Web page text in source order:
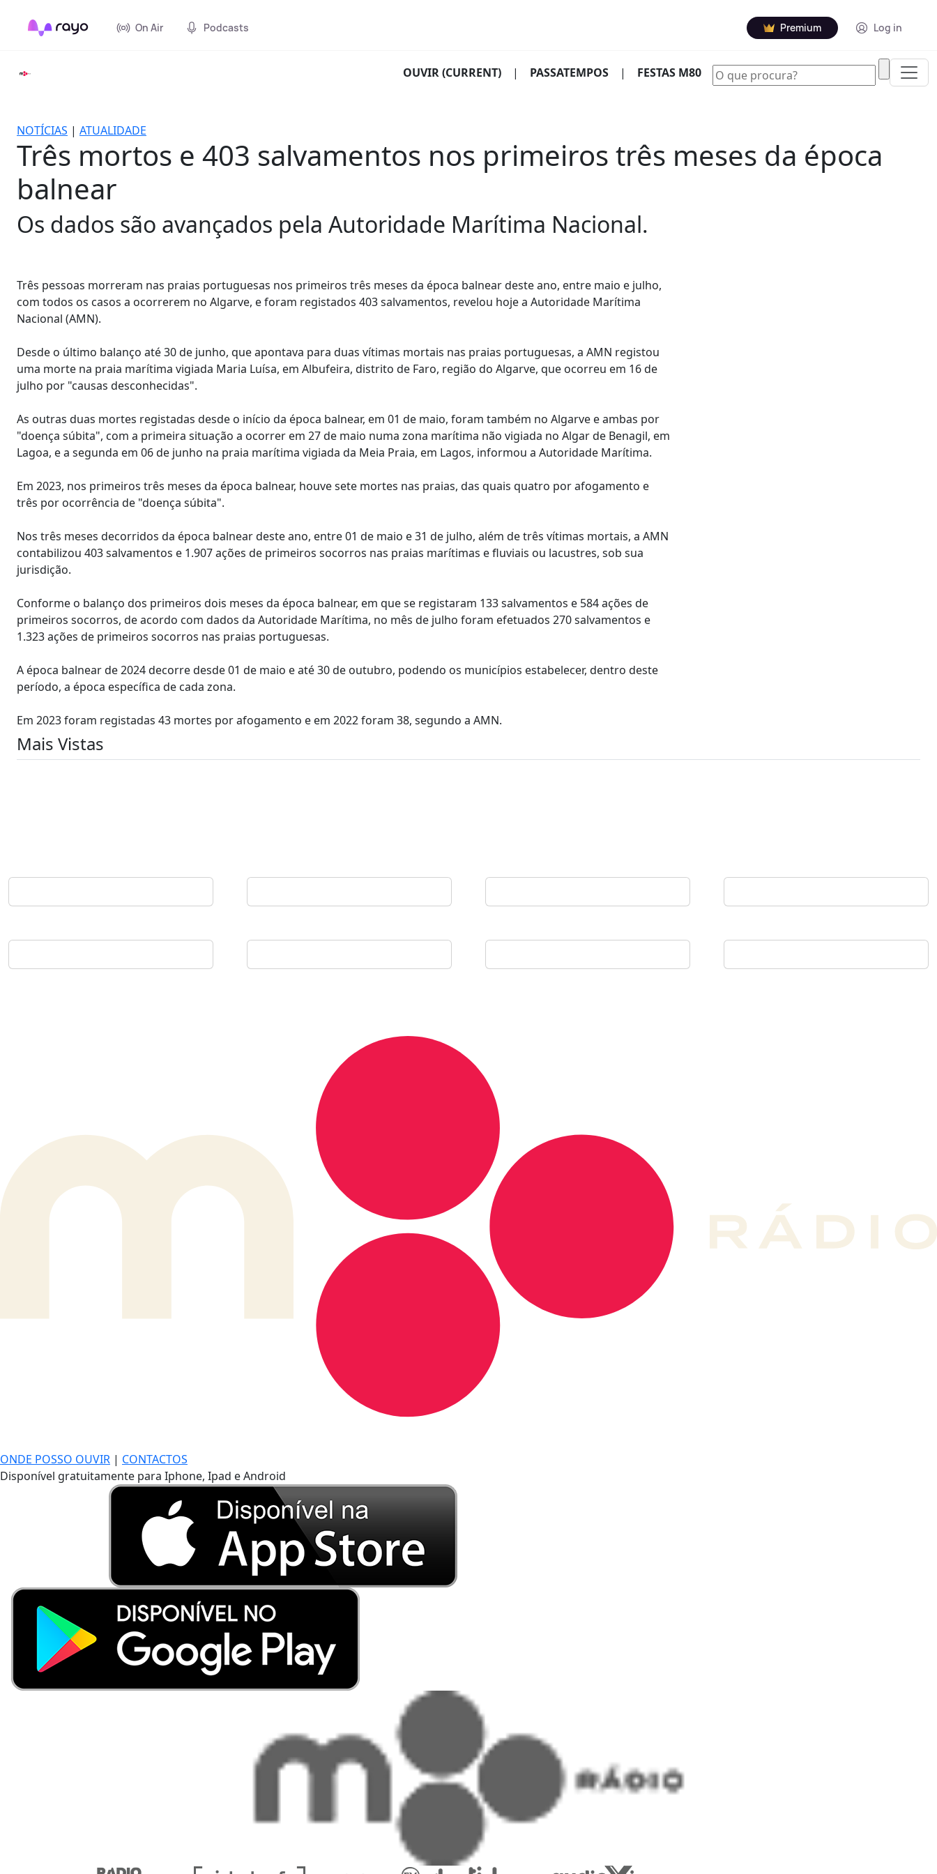
On Air Podcasts Premium Log in
OUVIR(CURRENT) | PASSATEMPOS | FESTAS M80
NOTÍCIAS | ATUALIDADE
Três mortos e 403 salvamentos nos primeiros três meses da época
balnear
Os dados são avançados pela Autoridade Marítima Nacional.
Três pessoas morreram nas praias portuguesas nos primeiros três meses da época balnear deste ano, entre maio e julho,
com todos os casos a ocorrerem no Algarve, e foram registados 403 salvamentos, revelou hoje a Autoridade Marítima
Nacional (AMN).
Desde o último balanço até 30 de junho, que apontava para duas vítimas mortais nas praias portuguesas, a AMN registou
uma morte na praia marítima vigiada Maria Luísa, em Albufeira, distrito de Faro, região do Algarve, que ocorreu em 16 de
julho por "causas desconhecidas".
As outras duas mortes registadas desde o início da época balnear, em 01 de maio, foram também no Algarve e ambas por
"doença súbita", com a primeira situação a ocorrer em 27 de maio numa zona marítima não vigiada no Algar de Benagil, em
Lagoa, e a segunda em 06 de junho na praia marítima vigiada da Meia Praia, em Lagos, informou a Autoridade Marítima.
Em 2023, nos primeiros três meses da época balnear, houve sete mortes nas praias, das quais quatro por afogamento e
três por ocorrência de "doença súbita".
Nos três meses decorridos da época balnear deste ano, entre 01 de maio e 31 de julho, além de três vítimas mortais, a AMN
contabilizou 403 salvamentos e 1.907 ações de primeiros socorros nas praias marítimas e fluviais ou lacustres, sob sua
jurisdição.
Conforme o balanço dos primeiros dois meses da época balnear, em que se registaram 133 salvamentos e 584 ações de
primeiros socorros, de acordo com dados da Autoridade Marítima, no mês de julho foram efetuados 270 salvamentos e
1.323 ações de primeiros socorros nas praias portuguesas.
A época balnear de 2024 decorre desde 01 de maio e até 30 de outubro, podendo os municípios estabelecer, dentro deste
período, a época específica de cada zona.
Em 2023 foram registadas 43 mortes por afogamento e em 2022 foram 38, segundo a AMN.
Mais Vistas
ONDE POSSO OUVIR | CONTACTOS
Disponível gratuitamente para Iphone, Ipad e Android